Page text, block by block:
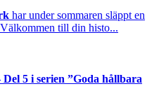
har under sommaren släppt en
till din histo...
5 i serien ”Goda hållbara